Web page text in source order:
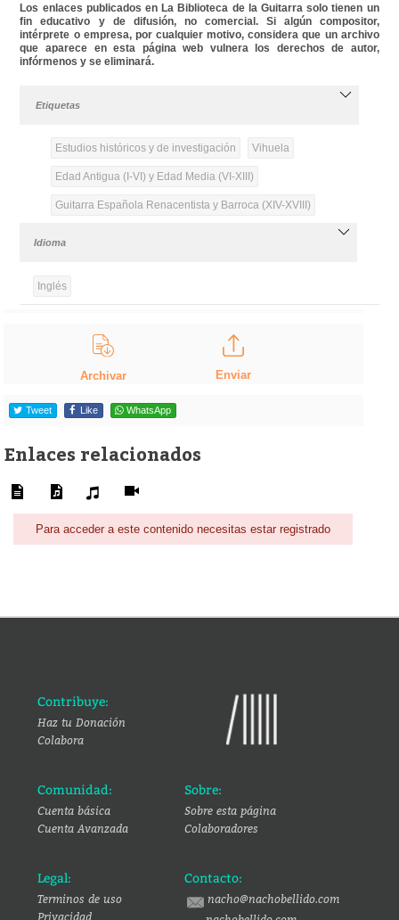
Los enlaces publicados en La Biblioteca de la Guitarra solo tienen un
fin educativo y de difusión, no comercial. Si algún compositor,
intérprete o empresa, por cualquier motivo, considera que un archivo
que aparece en esta página web vulnera los derechos de autor,
infórmenos y se eliminará.
Etiquetas
Estudios históricos y de investigación Vihuela
Edad Antigua (I-VI) y Edad Media (VI-XIII)
Guitarra Española Renacentista y Barroca (XIV-XVIII)
Idioma
Inglés
Archivar Enviar
Tweet Like WhatsApp
Enlaces relacionados
Para acceder a este contenido necesitas estar registrado
Contribuye:
Haz tu Donación
Colabora
Comunidad:
Cuenta básica
Cuenta Avanzada
Sobre:
Sobre esta página
Colaboradores
Legal:
Terminos de uso
Privacidad
Contacto:
nacho@nachobellido.com